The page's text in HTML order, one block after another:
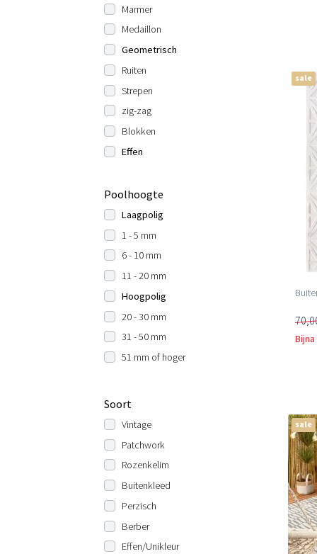
Marmer
Medaillon
Geometrisch
Ruiten
Strepen
zig-zag
Blokken
Effen
Poolhoogte
Laagpolig
1 - 5 mm
6 - 10 mm
11 - 20 mm
Hoogpolig
20 - 30 mm
31 - 50 mm
51 mm of hoger
Soort
Vintage
Patchwork
Rozenkelim
Buitenkleed
Perzisch
Berber
Effen/Unikleur
sale
sale